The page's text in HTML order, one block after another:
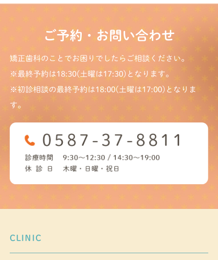
ご予約・お問い合わせ
矯正歯科のことでお困りでしたらご相談ください。
※最終予約は18:30(土曜は17:30)となります。
※初診相談の最終予約は18:00(土曜は17:00)となりま
す。
CLINIC